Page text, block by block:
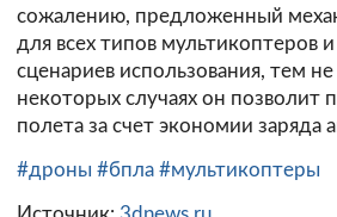
сожалению, предложенный
для всех типов мультикоптеров
сценариев использования, тем
некоторых случаях он позволит
полета за счет экономии заряда
#дроны #бпла #мультикоптеры